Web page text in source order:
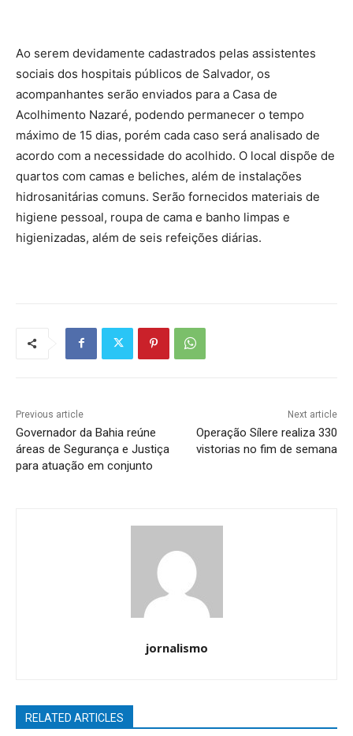
Ao serem devidamente cadastrados pelas assistentes
sociais dos hospitais públicos de Salvador, os
acompanhantes serão enviados para a Casa de
Acolhimento Nazaré, podendo permanecer o tempo
máximo de 15 dias, porém cada caso será analisado de
acordo com a necessidade do acolhido. O local dispõe de
quartos com camas e beliches, além de instalações
hidrosanitárias comuns. Serão fornecidos materiais de
higiene pessoal, roupa de cama e banho limpas e
higienizadas, além de seis refeições diárias.
Previous article
Governador da Bahia reúne
áreas de Segurança e Justiça
para atuação em conjunto
Next article
Operação Sílere realiza 330
vistorias no fim de semana
jornalismo
RELATED ARTICLES